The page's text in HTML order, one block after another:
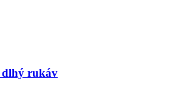
dlhý rukáv